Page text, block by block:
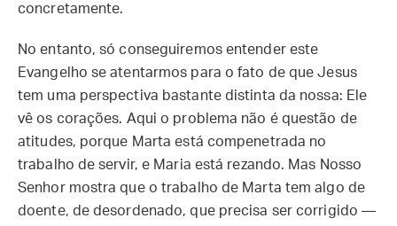
concretamente.
No entanto, só conseguiremos entender este
Evangelho se atentarmos para o fato de que Jesus
tem uma perspectiva bastante distinta da nossa: Ele
vê os corações. Aqui o problema não é questão de
atitudes, porque Marta está compenetrada no
trabalho de servir, e Maria está rezando. Mas Nosso
Senhor mostra que o trabalho de Marta tem algo de
doente, de desordenado, que precisa ser corrigido —